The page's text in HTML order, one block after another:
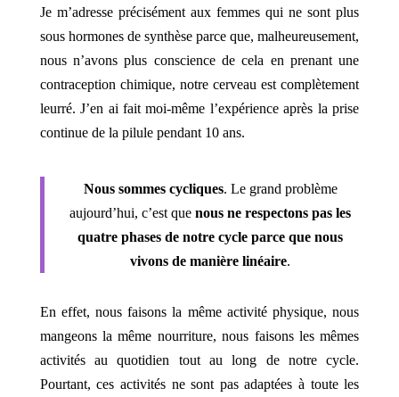
Je m’adresse précisément aux femmes qui ne sont plus
sous hormones de synthèse parce que, malheureusement,
nous n’avons plus conscience de cela en prenant une
contraception chimique, notre cerveau est complètement
leurré. J’en ai fait moi-même l’expérience après la prise
continue de la pilule pendant 10 ans.
Nous sommes cycliques. Le grand problème
aujourd’hui, c’est quenous ne respectons pas les
quatre phases de notre cycle parce que nous
vivons de manière linéaire.
En effet, nous faisons la même activité physique, nous
mangeons la même nourriture, nous faisons les mêmes
activités au quotidien tout au long de notre cycle.
Pourtant, ces activités ne sont pas adaptées à toute les